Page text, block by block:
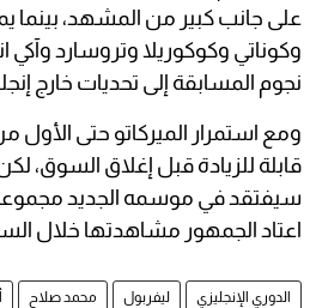
على جانب كبير من المشهد، بينما
وكوناتي وكوكوريلا وتروسارد
نجوم المسابقة إلى تحديات خارج
ومع استمرار الميركاتو حتى الأول
قابلة للزيادة قبل إغلاق السوق،
سيفتقد في موسمه الجديد
اعتاد الجمهور مشاهدتها خلال
الدوري الإنجليزي ليفربول محمد صلاح